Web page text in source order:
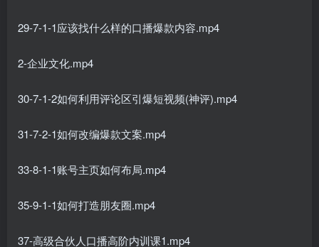
29-7-1-1应该找什么样的口播爆款内容.mp4
2-企业文化.mp4
30-7-1-2如何利用评论区引爆短视频(神评).mp4
31-7-2-1如何改编爆款文案.mp4
33-8-1-1账号主页如何布局.mp4
35-9-1-1如何打造朋友圈.mp4
37-高级合伙人口播高阶内训课1.mp4